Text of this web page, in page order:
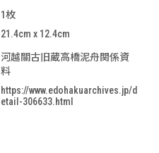
1枚
21.4cm x 12.4cm
河越關古旧蔵高橋泥舟関係資
料
https://www.edohakuarchives.jp/d
etail-306633.html